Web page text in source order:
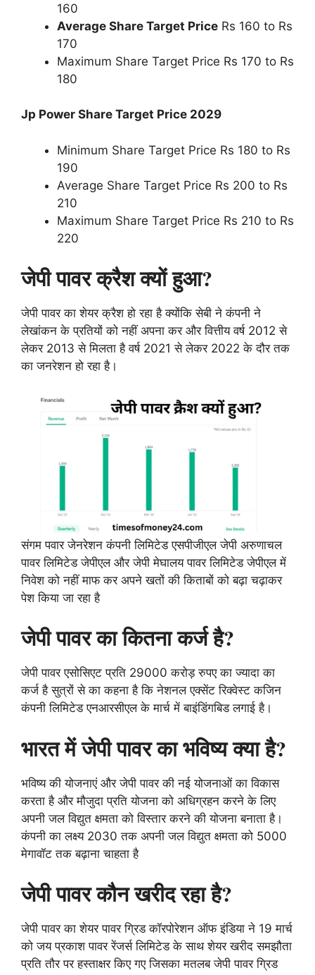
160
Average Share Target Price Rs 160 to Rs
170
Maximum Share Target Price Rs 170 to Rs
180
Jp Power Share Target Price 2029
Minimum Share Target Price Rs 180 to Rs
190
Average Share Target Price Rs 200 to Rs
210
Maximum Share Target Price Rs 210 to Rs
220
जेपी पावर क्रैश क्यों हुआ?
जेपी पावर का शेयर क्रैश हो रहा है क्योंकि सेबी ने कंपनी ने
लेखांकन के प्रतियों को नहीं अपना कर और वित्तीय वर्ष 2012 से
लेकर 2013 से मिलता है वर्ष 2021 से लेकर 2022 के दौर तक
का जनरेशन हो रहा है।
संगम पवार जेनरेशन कंपनी लिमिटेड एसपीजीएल जेपी अरुणाचल
पावर लिमिटेड जेपीएल और जेपी मेघालय पावर लिमिटेड जेपीएल में
निवेश को नहीं माफ कर अपने खतों की किताबों को बढ़ा चढ़ाकर
पेश किया जा रहा है
जेपी पावर का कितना कर्ज है?
जेपी पावर एसोसिएट प्रति 29000 करोड़ रुपए का ज्यादा का
कर्ज है सुत्रों से का कहना है कि नेशनल एक्सेंट रिक्वेस्ट कजिन
कंपनी लिमिटेड एनआरसीएल के मार्च में बाइंडिंगबिड लगाई है।
भारत में जेपी पावर का भविष्य क्या है?
भविष्य की योजनाएं और जेपी पावर की नई योजनाओं का विकास
करता है और मौजुदा प्रति योजना को अधिग्रहन करने के लिए
अपनी जल विद्युत क्षमता को विस्तार करने की योजना बनाता है।
कंपनी का लक्ष्य 2030 तक अपनी जल विद्युत क्षमता को 5000
मेगावॉट तक बढ़ाना चाहता है
जेपी पावर कौन खरीद रहा है?
जेपी पावर का शेयर पावर ग्रिड कॉरपोरेशन ऑफ इंडिया ने 19 मार्च
को जय प्रकाश पावर रेंजर्स लिमिटेड के साथ शेयर खरीद समझौता
प्रति तौर पर हस्ताक्षर किए गए जिसका मतलब जेपी पावर ग्रिड